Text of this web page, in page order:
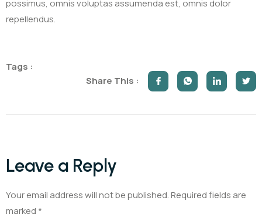
possimus, omnis voluptas assumenda est, omnis dolor
repellendus.
Tags :
Share This :
Leave a Reply
Your email address will not be published.Required fields are
marked *